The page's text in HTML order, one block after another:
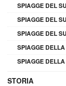
SPIAGGE DEL
SPIAGGE DEL
SPIAGGE DEL
SPIAGGE
SPIAGGE
STORIA